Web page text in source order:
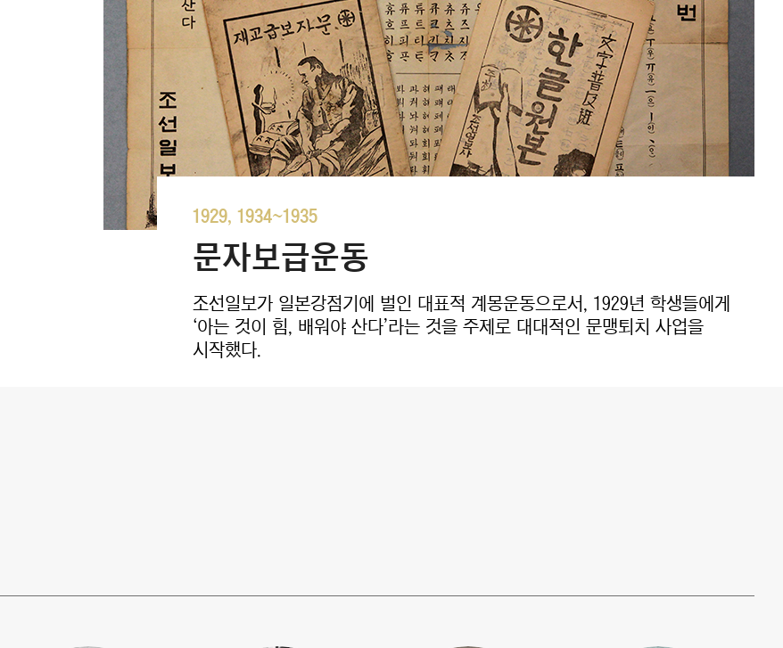
1929, 1934~1935
문자보급운동
조선일보가 일본강점기에 벌인 대표적 계몽운동으로서, 1929년 학생들에게
‘아는 것이 힘, 배워야 산다’라는 것을 주제로 대대적인 문맹퇴치 사업을
시작했다.